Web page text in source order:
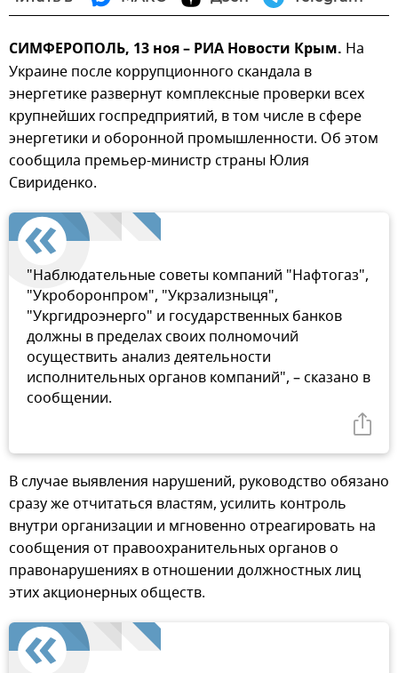
СИМФЕРОПОЛЬ, 13 ноя – РИА Новости Крым. На
Украине после коррупционного скандала в
энергетике развернут комплексные проверки всех
крупнейших госпредприятий, в том числе в сфере
энергетики и оборонной промышленности. Об этом
сообщила премьер-министр страны Юлия
Свириденко.
"Наблюдательные советы компаний "Нафтогаз",
"Укроборонпром", "Укрзализныця",
"Укргидроэнерго" и государственных банков
должны в пределах своих полномочий
осуществить анализ деятельности
исполнительных органов компаний", – сказано в
сообщении.
В случае выявления нарушений, руководство обязано
сразу же отчитаться властям, усилить контроль
внутри организации и мгновенно отреагировать на
сообщения от правоохранительных органов о
правонарушениях в отношении должностных лиц
этих акционерных обществ.